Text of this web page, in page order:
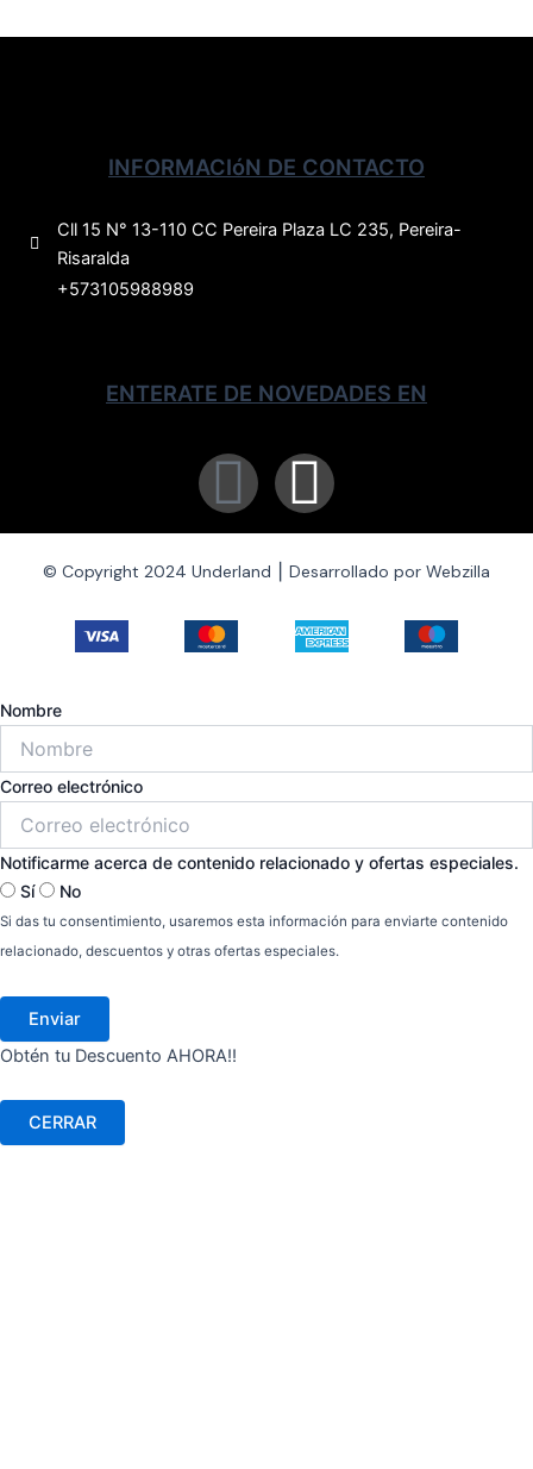
INFORMACIóN DE CONTACTO
Cll 15 N° 13-110 CC Pereira Plaza LC 235, Pereira-
Risaralda
+573105988989
ENTERATE DE NOVEDADES EN
F
a
c
e
b
o
o
k
-
f
I
n
s
t
a
g
r
a
m
© Copyright 2024 Underland ⎮ Desarrollado por Webzilla
Nombre
Correo electrónico
Notificarme acerca de contenido relacionado y ofertas especiales.
Sí
No
Si das tu consentimiento, usaremos esta información para enviarte contenido
relacionado, descuentos y otras ofertas especiales.
Enviar
Obtén tu Descuento AHORA!!
CERRAR